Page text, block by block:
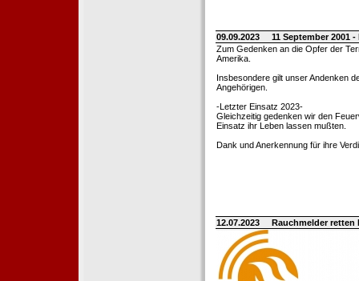
09.09.2023
11 September 2001
Zum Gedenken an die Opfer der
Amerika.
Insbesondere gilt unser Andenken
Angehörigen.
-Letzter Einsatz 2023-
Gleichzeitig gedenken wir den
Einsatz ihr Leben lassen mußten.
Dank und Anerkennung für ihre
12.07.2023 Rauchmelder retten